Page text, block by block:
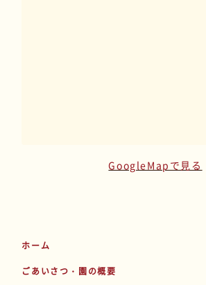
GoogleMapで見る
ホーム
ごあいさつ・園の概要